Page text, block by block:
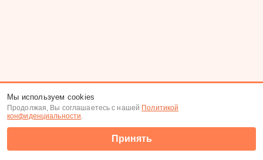
Мы используем cookies
Продолжая, Вы соглашаетесь с нашей Политикой
конфиденциальности.
Принять